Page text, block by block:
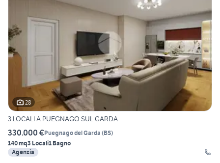
28
3 LOCALI A PUEGNAGO SUL GARDA
330.000 €Puegnago del Garda (BS)
140 mq3 Locali1 Bagno
Agenzia